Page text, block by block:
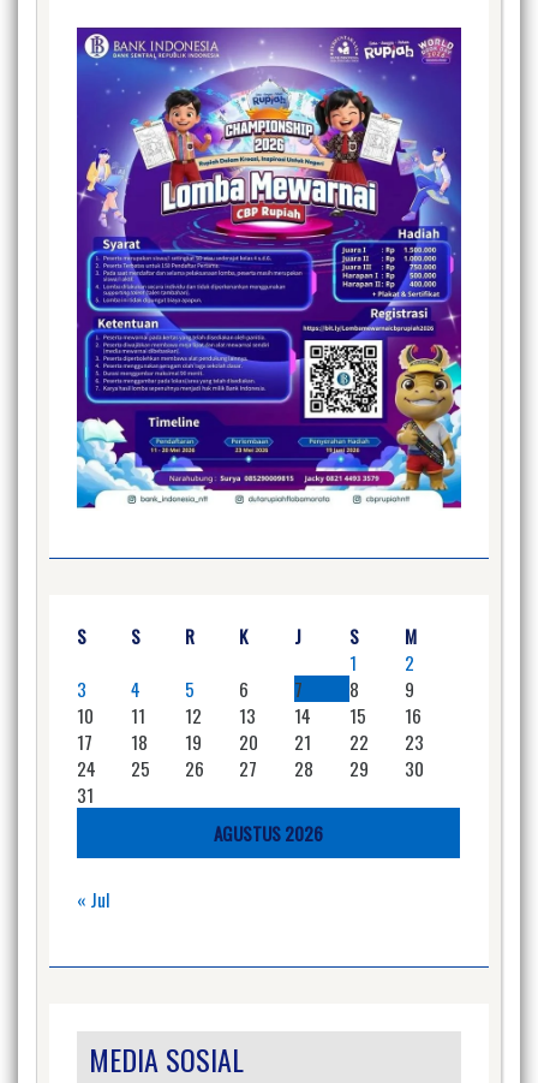
AGUSTUS 2026
S S R K J S
M
1
2
3
4 5 6 7 8
9
10
11 12 13 14 15
16
17
18 19 20 21 22
23
24
25 26 27 28 29
30
31
« Jul
MEDIA SOSIAL